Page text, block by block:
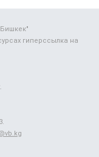
гиперссылка на